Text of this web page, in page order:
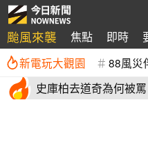
颱風來襲 焦點 即時
新電玩大觀園 88風災
史庫柏去道奇為何被